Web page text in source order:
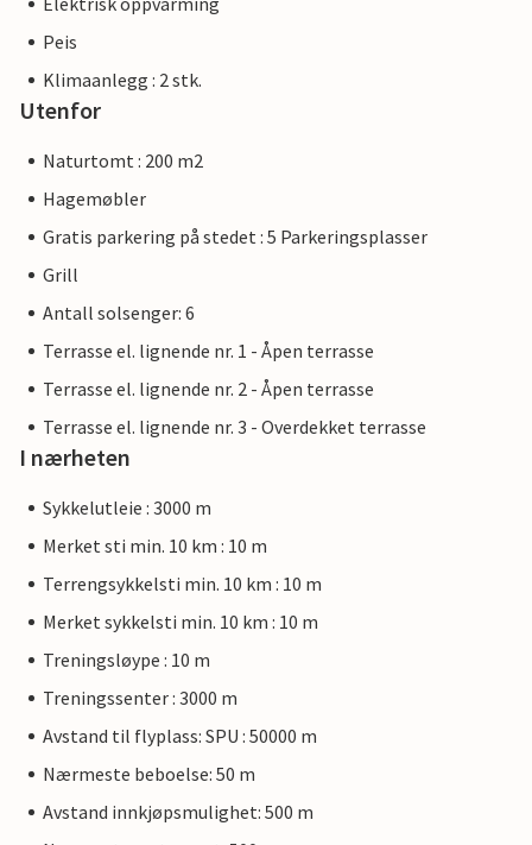
Peis
Klimaanlegg : 2 stk.
Utenfor
Naturtomt : 200 m2
Hagemøbler
Gratis parkering på stedet : 5 Parkeringsplasser
Grill
Antall solsenger: 6
Terrasse el. lignende nr. 1 - Åpen terrasse
Terrasse el. lignende nr. 2 - Åpen terrasse
Terrasse el. lignende nr. 3 - Overdekket terrasse
I nærheten
Sykkelutleie : 3000 m
Merket sti min. 10 km : 10 m
Terrengsykkelsti min. 10 km : 10 m
Merket sykkelsti min. 10 km : 10 m
Treningsløype : 10 m
Treningssenter : 3000 m
Avstand til flyplass: SPU : 50000 m
Nærmeste beboelse: 50 m
Avstand innkjøpsmulighet: 500 m